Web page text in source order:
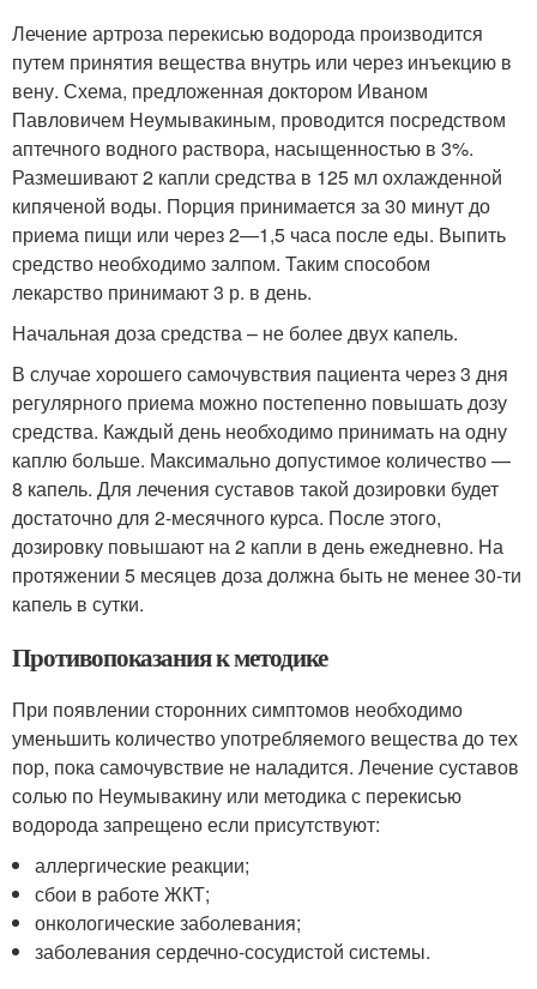
Лечение артроза перекисью водорода производится
путем принятия вещества внутрь или через инъекцию в
вену. Схема, предложенная доктором Иваном
Павловичем Неумывакиным, проводится посредством
аптечного водного раствора, насыщенностью в 3%.
Размешивают 2 капли средства в 125 мл охлажденной
кипяченой воды. Порция принимается за 30 минут до
приема пищи или через 2—1,5 часа после еды. Выпить
средство необходимо залпом. Таким способом
лекарство принимают 3 р. в день.
Начальная доза средства – не более двух капель.
В случае хорошего самочувствия пациента через 3 дня
регулярного приема можно постепенно повышать дозу
средства. Каждый день необходимо принимать на одну
каплю больше. Максимально допустимое количество —
8 капель. Для лечения суставов такой дозировки будет
достаточно для 2-месячного курса. После этого,
дозировку повышают на 2 капли в день ежедневно. На
протяжении 5 месяцев доза должна быть не менее 30-ти
капель в сутки.
Противопоказания к методике
При появлении сторонних симптомов необходимо
уменьшить количество употребляемого вещества до тех
пор, пока самочувствие не наладится. Лечение суставов
солью по Неумывакину или методика с перекисью
водорода запрещено если присутствуют:
аллергические реакции;
сбои в работе ЖКТ;
онкологические заболевания;
заболевания сердечно-сосудистой системы.